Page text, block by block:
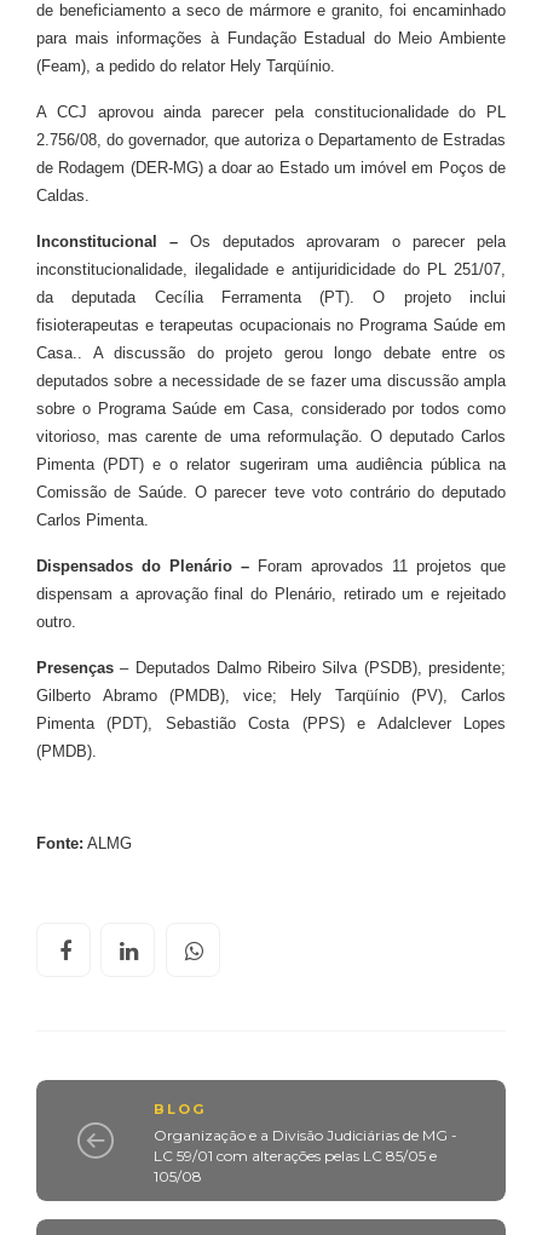
de beneficiamento a seco de mármore e granito, foi encaminhado
para mais informações à Fundação Estadual do Meio Ambiente
(Feam), a pedido do relator Hely Tarqüínio.
A CCJ aprovou ainda parecer pela constitucionalidade do PL
2.756/08, do governador, que autoriza o Departamento de Estradas
de Rodagem (DER-MG) a doar ao Estado um imóvel em Poços de
Caldas.
Inconstitucional – Os deputados aprovaram o parecer pela
inconstitucionalidade, ilegalidade e antijuridicidade do PL 251/07,
da deputada Cecília Ferramenta (PT). O projeto inclui
fisioterapeutas e terapeutas ocupacionais no Programa Saúde em
Casa.. A discussão do projeto gerou longo debate entre os
deputados sobre a necessidade de se fazer uma discussão ampla
sobre o Programa Saúde em Casa, considerado por todos como
vitorioso, mas carente de uma reformulação. O deputado Carlos
Pimenta (PDT) e o relator sugeriram uma audiência pública na
Comissão de Saúde. O parecer teve voto contrário do deputado
Carlos Pimenta.
Dispensados do Plenário – Foram aprovados 11 projetos que
dispensam a aprovação final do Plenário, retirado um e rejeitado
outro.
Presenças – Deputados Dalmo Ribeiro Silva (PSDB), presidente;
Gilberto Abramo (PMDB), vice; Hely Tarqüínio (PV), Carlos
Pimenta (PDT), Sebastião Costa (PPS) e Adalclever Lopes
(PMDB).
Fonte: ALMG
BLOG
Organização e a Divisão Judiciárias de MG -
LC 59/01 com alterações pelas LC 85/05 e
105/08